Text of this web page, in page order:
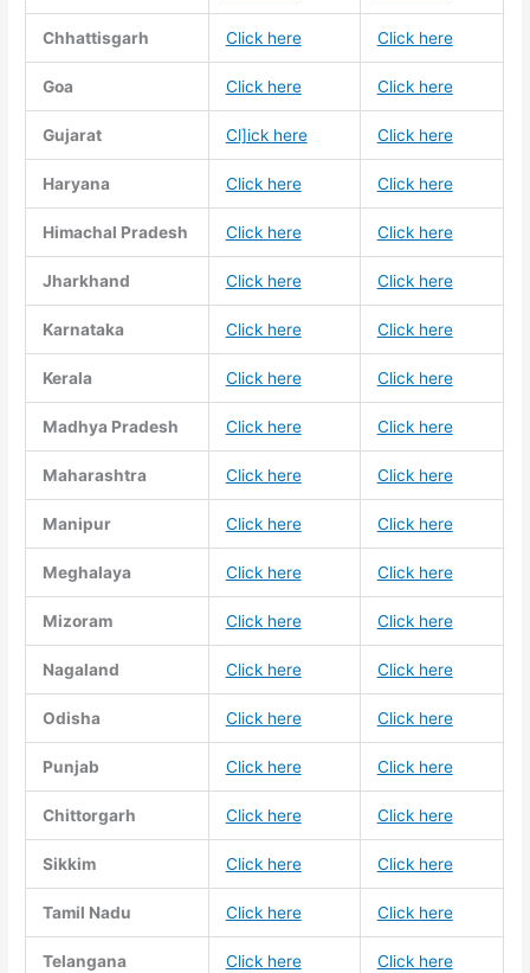
Chhattisgarh Click here Click here
Goa Click here Click here
Gujarat Cl]ick here Click here
Haryana Click here Click here
Himachal Pradesh Click here Click here
Jharkhand Click here Click here
Karnataka Click here Click here
Kerala Click here Click here
Madhya Pradesh Click here Click here
Maharashtra Click here Click here
Manipur Click here Click here
Meghalaya Click here Click here
Mizoram Click here Click here
Nagaland Click here Click here
Odisha Click here Click here
Punjab Click here Click here
Chittorgarh Click here Click here
Sikkim Click here Click here
Tamil Nadu Click here Click here
Telangana Click here Click here